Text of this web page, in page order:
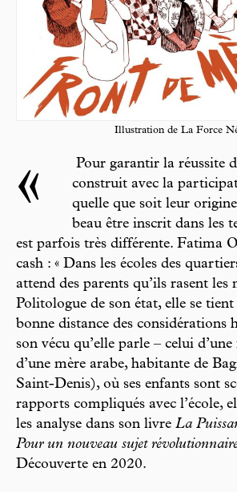
Illustration de La Force
«
Pour garantir la réussite
construit avec la
quelle que soit leur
beau être inscrit dans les
est parfois très différente. Fatima
cash : « Dans les écoles des
attend des parents qu’ils rasent les
Politologue de son état, elle se
bonne distance des considérations
son vécu qu’elle parle – celui
d’une mère arabe, habitante de
Saint-Denis), où ses enfants sont
rapports compliqués avec l’école,
les analyse dans son livre La
Pour un nouveau sujet
Découverte en 2020.